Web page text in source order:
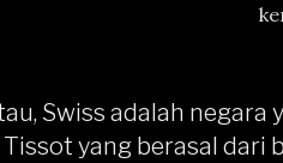
Swiss adalah
yang berasal dari